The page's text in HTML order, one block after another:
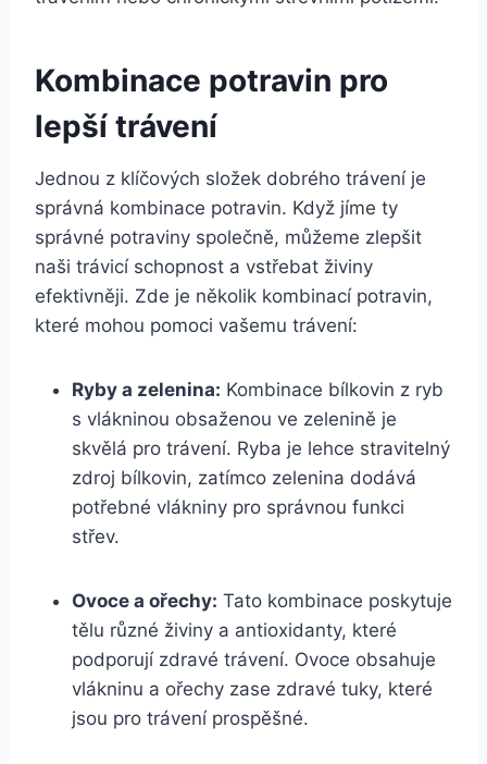
Kombinace potravin pro
‍lepší trávení
Jednou‍ z klíčových ⁣složek dobrého trávení ⁤je
správná ⁤kombinace potravin. Když jíme ty
správné potraviny společně, můžeme zlepšit
naši trávicí schopnost‍ a vstřebat živiny
efektivněji.⁣ Zde je několik kombinací potravin,
které mohou​ pomoci vašemu trávení:
Ryby a zelenina: Kombinace ⁤bílkovin z ryb
s vlákninou obsaženou ve ⁤zelenině je
skvělá pro ‍trávení. Ryba je lehce stravitelný
‍zdroj bílkovin, zatímco ‌zelenina dodává⁣
potřebné ⁤vlákniny pro správnou funkci⁢
střev.
Ovoce a ořechy: Tato kombinace​ poskytuje​
tělu různé živiny a antioxidanty, které
podporují zdravé trávení. Ovoce obsahuje
vlákninu a‍ ořechy zase zdravé tuky, které
jsou pro ‍trávení​ prospěšné.